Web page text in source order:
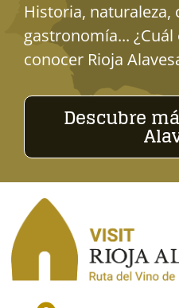
Historia, naturaleza,
gastronomía...
conocer Rioja
Descubre